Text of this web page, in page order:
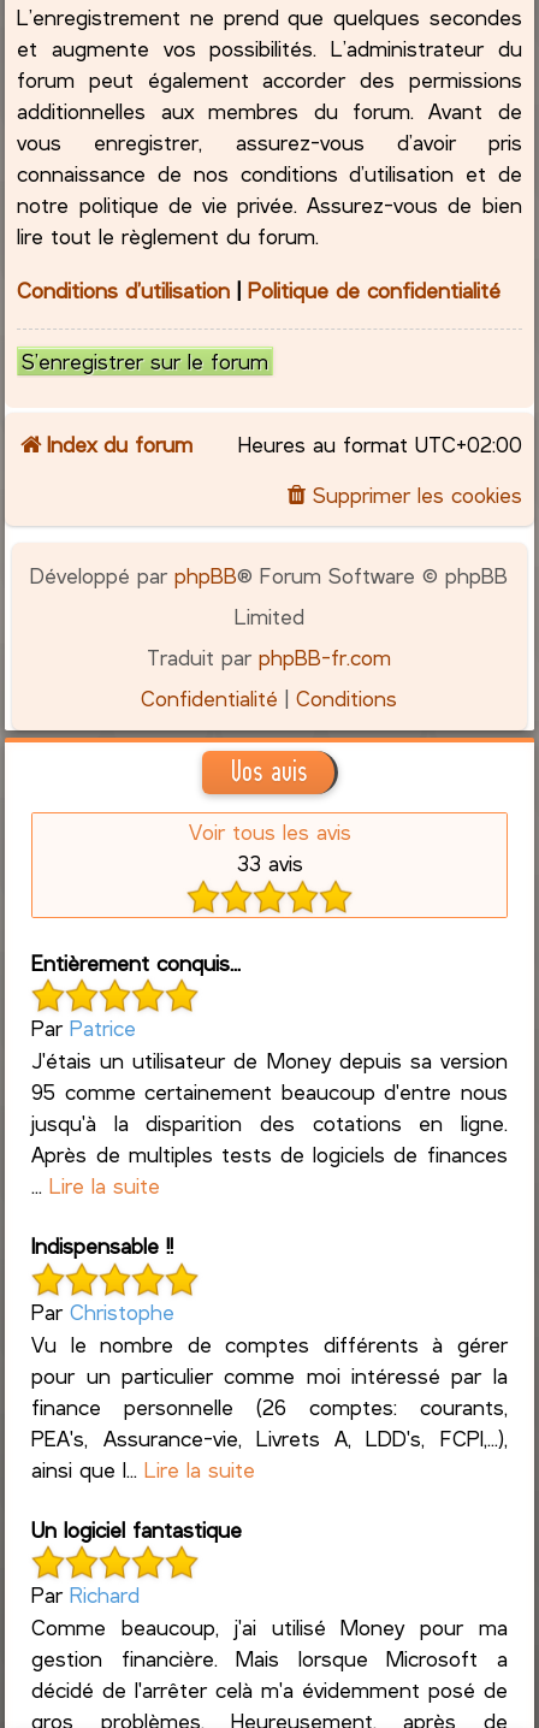
L’enregistrement ne prend que quelques secondes
et augmente vos possibilités. L’administrateur du
forum peut également accorder des permissions
additionnelles aux membres du forum. Avant de
vous enregistrer, assurez-vous d’avoir pris
connaissance de nos conditions d’utilisation et de
notre politique de vie privée. Assurez-vous de bien
lire tout le règlement du forum.
Conditions d’utilisation |Politique de confidentialité
S’enregistrer sur le forum
Index du forum Heures au format UTC+02:00
Supprimer les cookies
Développé parphpBB® Forum Software © phpBB
Limited
Traduit parphpBB-fr.com
Confidentialité |Conditions
Vos avis
Voir tous les avis
33 avis
Entièrement conquis...
ParPatrice
J'étais un utilisateur de Money depuis sa version
95 comme certainement beaucoup d'entre nous
jusqu'à la disparition des cotations en ligne.
Après de multiples tests de logiciels de finances
...Lire la suite
Indispensable !!
ParChristophe
Vu le nombre de comptes différents à gérer
pour un particulier comme moi intéressé par la
finance personnelle (26 comptes: courants,
PEA's, Assurance-vie, Livrets A, LDD's, FCPI,...),
ainsi que l...Lire la suite
Un logiciel fantastique
ParRichard
Comme beaucoup, j'ai utilisé Money pour ma
gestion financière. Mais lorsque Microsoft a
décidé de l'arrêter celà m'a évidemment posé de
gros problèmes. Heureusement, après de